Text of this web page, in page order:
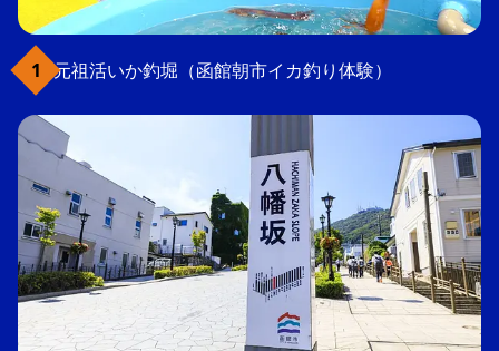
元祖活いか釣堀（函館朝市イカ釣り体験）